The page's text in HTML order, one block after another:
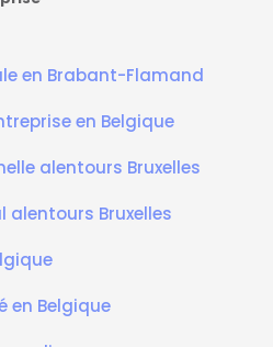
en Brabant-Flamand
en Belgique
alentours Bruxelles
alentours Bruxelles
en Belgique